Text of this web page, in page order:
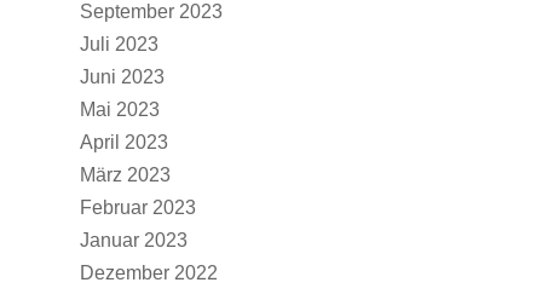
September 2023
Juli 2023
Juni 2023
Mai 2023
April 2023
März 2023
Februar 2023
Januar 2023
Dezember 2022